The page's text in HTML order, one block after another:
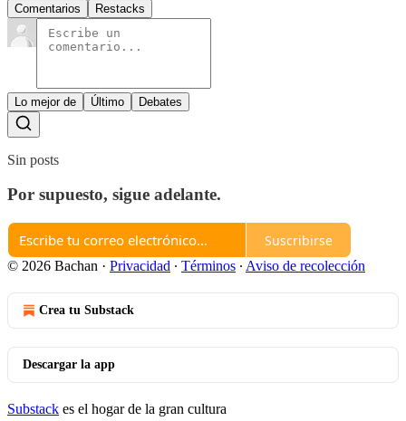
Comentarios Restacks
Lo mejor de Último Debates
Sin posts
Por supuesto, sigue adelante.
Suscribirse
© 2026 Bachan · Privacidad ∙ Términos ∙ Aviso de recolección
Crea tu Substack
Descargar la app
Substack es el hogar de la gran cultura